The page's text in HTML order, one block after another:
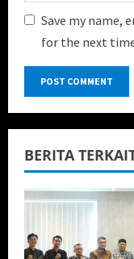
Save my name,
for the next
BERITA